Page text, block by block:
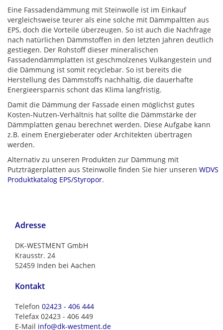
Eine Fassadendämmung mit Steinwolle ist im Einkauf
vergleichsweise teurer als eine solche mit Dämmpaltten aus
EPS, doch die Vorteile überzeugen. So ist auch die Nachfrage
nach natürlichen Dämmstoffen in den letzten Jahren deutlich
gestiegen. Der Rohstoff dieser mineralischen
Fassadendämmplatten ist geschmolzenes Vulkangestein und
die Dämmung ist somit recyclebar. So ist bereits die
Herstellung des Dämmstoffs nachhaltig, die dauerhafte
Energieersparnis schont das Klima langfristig.
Damit die Dämmung der Fassade einen möglichst gutes
Kosten-Nutzen-Verhältnis hat sollte die Dämmstärke der
Dämmplatten genau berechnet werden. Diese Aufgabe kann
z.B. einem Energieberater oder Architekten übertragen
werden.
Alternativ zu unseren Produkten zur Dämmung mit
Putzträgerplatten aus Steinwolle finden Sie hier unseren WDVS
Produktkatalog EPS/Styropor.
Adresse
DK-WESTMENT GmbH
Krausstr. 24
52459 Inden bei Aachen
Kontakt
Telefon 02423 - 406 444
Telefax 02423 - 406 449
E-Mail info@dk-westment.de